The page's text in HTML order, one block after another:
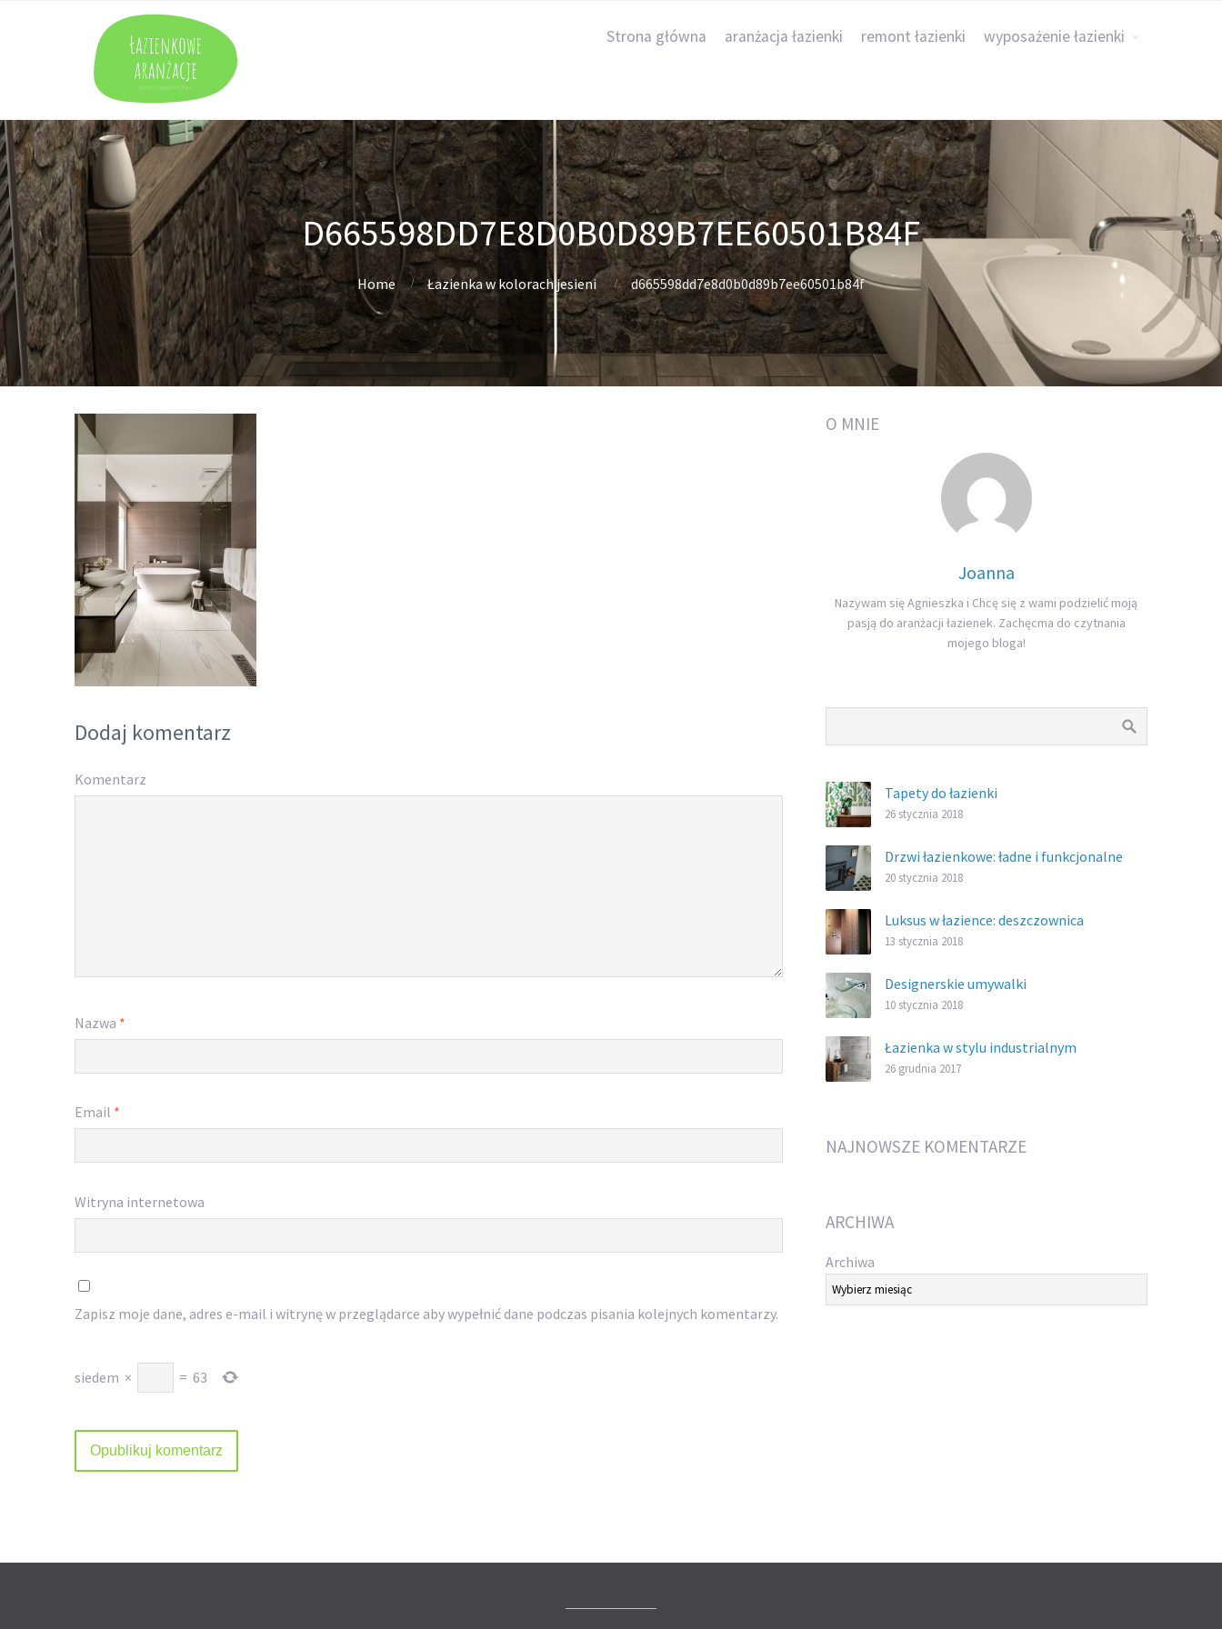
Strona główna aranżacja łazienki remont łazienki wyposażenie łazienki
D665598DD7E8D0B0D89B7EE60501B84F
Home Łazienka w kolorach jesieni d665598dd7e8d0b0d89b7ee60501b84f
Dodaj komentarz
Komentarz
Nazwa *
Email *
Witryna internetowa
Zapisz moje dane, adres e-mail i witrynę w przeglądarce aby wypełnić dane podczas pisania kolejnych komentarzy.
siedem × = 63
O MNIE
Joanna
Nazywam się Agnieszka i Chcę się z wami podzielić moją
pasją do aranżacji łazienek. Zachęcma do czytnania
mojego bloga!
Tapety do łazienki
26 stycznia 2018
Drzwi łazienkowe: ładne i funkcjonalne
20 stycznia 2018
Luksus w łazience: deszczownica
13 stycznia 2018
Designerskie umywalki
10 stycznia 2018
Łazienka w stylu industrialnym
26 grudnia 2017
NAJNOWSZE KOMENTARZE
ARCHIWA
Archiwa